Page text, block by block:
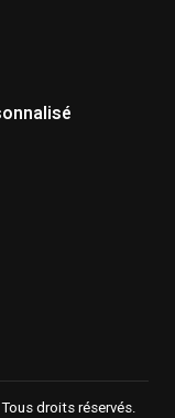
droits réservés.